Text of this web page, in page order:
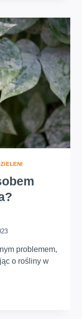
problemem,
o rośliny w